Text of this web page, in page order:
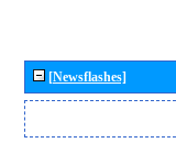
[Newsflashes]